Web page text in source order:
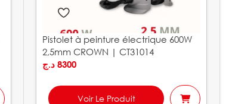
Pistolet à peinture électrique 600W
2,5mm CROWN | CT31014
8300 د.ج
Voir Le Produit